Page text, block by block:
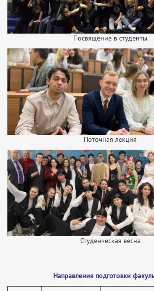
Посвящение в студенты
Поточная лекция
Студенческая весна
Направления подготовки